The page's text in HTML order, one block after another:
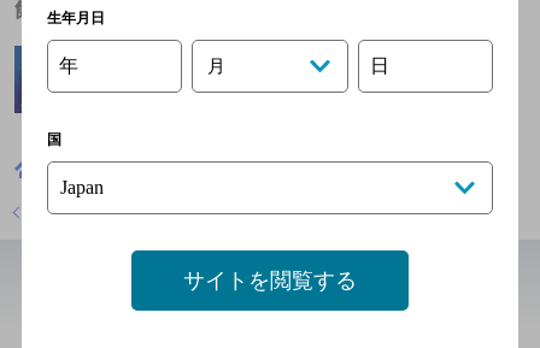
飲めるお酒
東京都 焼肉 焼肉 いのうえ 国分寺店
店舗トップに戻る
近辺の中華・韓国・焼肉
生年月日
年 月 日
国
サイトを閲覧する